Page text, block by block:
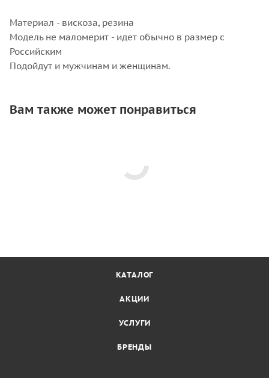
Материал - вискоза, резина
Модель не маломерит - идет обычно в размер с
Российским
Подойдут и мужчинам и женщинам.
Вам также может понравиться
КАТАЛОГ
АКЦИИ
УСЛУГИ
БРЕНДЫ